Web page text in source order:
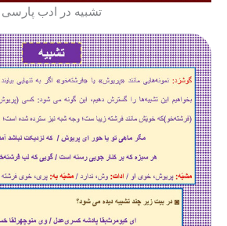
تشبیه در ادب پارسی